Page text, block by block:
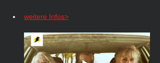
weitere Infos>